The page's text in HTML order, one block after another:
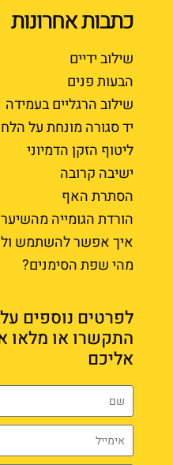
כתבות אחרונות
שילוב ידיים
הבעות פנים
שילוב הרגליים בעמידה
יד סגורה מונחת על
ליטוף הזקן הדמיוני
ישיבה קרובה
הסתרת האף
הורדת הגומייה מהשיער
איך אפשר להשתמש
מהי שפת הסימנים?
לפרטים נוספים
התקשרו או מלאו
אליכם